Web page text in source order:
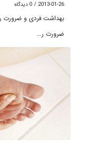
2013-01-26
/ 0 دیدگاه
ضرورت ر…